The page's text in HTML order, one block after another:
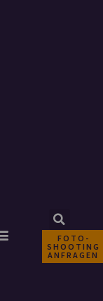
FOTO-
SHOOTING
ANFRAGEN